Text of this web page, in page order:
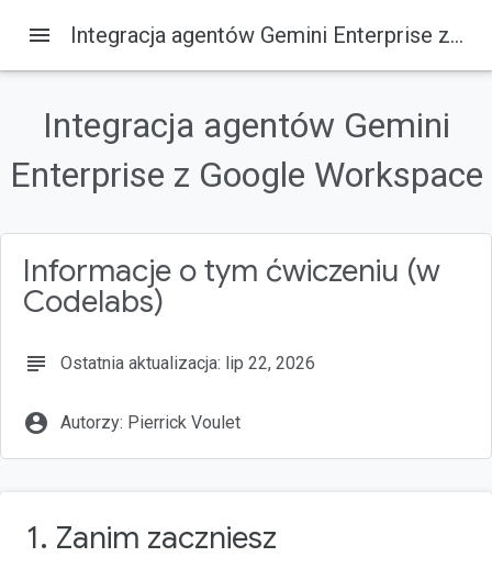
Na tej stronie
1. Zanim zaczniesz
Czym jest Gemini Enterprise?
Wymagania wstępne
menu Integracja agentów Gemini Enterprise z Google Workspace
Integracja agentów Gemini
Enterprise z Google Workspace
Informacje o tym ćwiczeniu (w
Codelabs)
subject Ostatnia aktualizacja: lip 22, 2026
account_circle Autorzy: Pierrick Voulet
1. Zanim zaczniesz